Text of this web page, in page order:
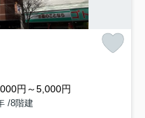
円～5,000円
/8階建